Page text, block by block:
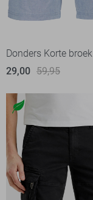
Donders Korte broek
29,00 59,95